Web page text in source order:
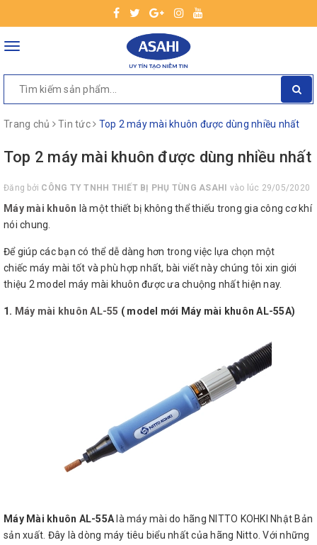
Toggle
Trang chủ Tin tức Top 2 máy mài khuôn được dùng nhiều nhất
Top 2 máy mài khuôn được dùng nhiều nhất
Đăng bởi CÔNG TY TNHH THIẾT BỊ PHỤ TÙNG ASAHI vào lúc 29/05/2020
Máy mài khuôn là một thiết bị không thể thiếu trong gia công cơ khí
nói chung.
Để giúp các bạn có thể dễ dàng hơn trong việc lựa chọn một
chiếc máy mài tốt và phù hợp nhất, bài viết này chúng tôi xin giới
thiệu 2 model máy mài khuôn được ưa chuộng nhất hiện nay.
1. Máy mài khuôn AL-55 ( model mới Máy mài khuôn AL-55A)
Máy Mài khuôn AL-55A là máy mài do hãng NITTO KOHKI Nhật Bản
sản xuất. Đây là dòng máy tiêu biểu nhất của hãng Nitto. Với những